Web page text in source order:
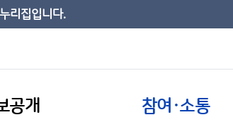
리집입니다.
공개 참여·소통